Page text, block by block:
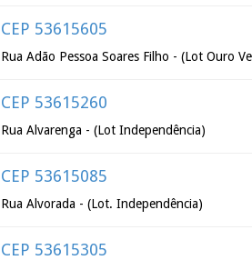
CEP 53615605
Rua Adão Pessoa Soares Filho - (Lot Ouro
CEP 53615260
Rua Alvarenga - (Lot Independência)
CEP 53615085
Rua Alvorada - (Lot. Independência)
CEP 53615305